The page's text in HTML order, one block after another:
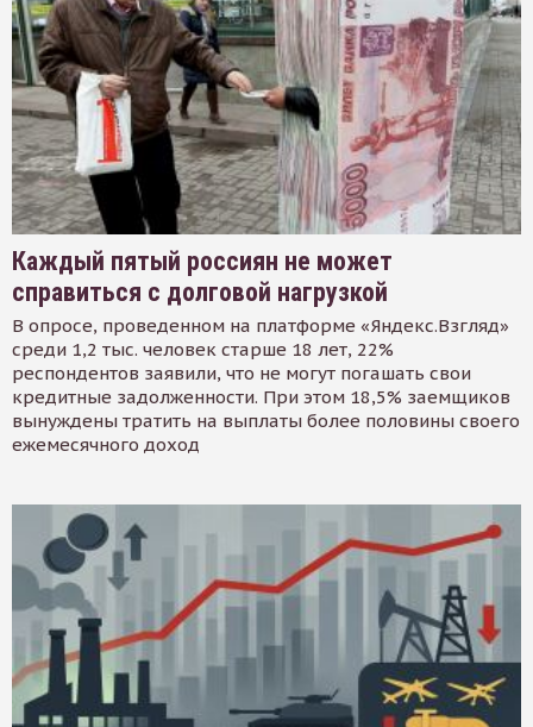
Каждый пятый россиян не может
справиться с долговой нагрузкой
В опросе, проведенном на платформе «Яндекс.Взгляд»
среди 1,2 тыс. человек старше 18 лет, 22%
респондентов заявили, что не могут погашать свои
кредитные задолженности. При этом 18,5% заемщиков
вынуждены тратить на выплаты более половины своего
ежемесячного доход